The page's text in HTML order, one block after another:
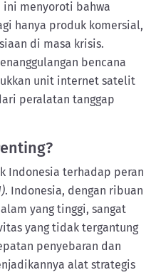
ini menyoroti bahwa
hanya produk komersial,
di masa krisis.
bencana
unit internet satelit
peralatan tanggap
Indonesia terhadap peran
. Indonesia, dengan ribuan
yang tinggi, sangat
yang tidak tergantung
penyebaran dan
alat strategis